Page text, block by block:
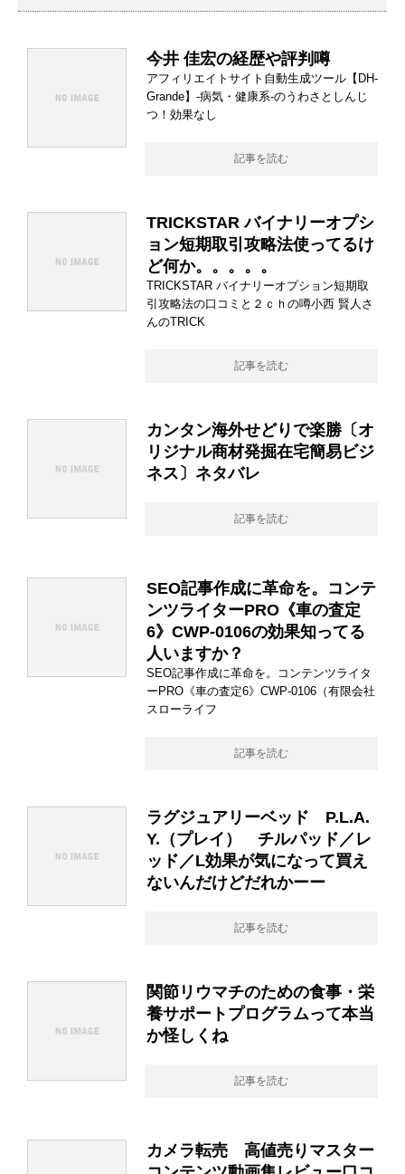
今井 佳宏の経歴や評判噂
アフィリエイトサイト自動生成ツール【DH-
Grande】-病気・健康系-のうわさとしんじ
つ！効果なし
記事を読む
TRICKSTAR バイナリーオプシ
ョン短期取引攻略法使ってるけ
ど何か。。。。。
TRICKSTAR バイナリーオプション短期取
引攻略法の口コミと２ｃｈの噂小西 賢人さ
んのTRICK
記事を読む
カンタン海外せどりで楽勝〔オ
リジナル商材発掘在宅簡易ビジ
ネス〕ネタバレ
記事を読む
SEO記事作成に革命を。コンテ
ンツライターPRO《車の査定
6》CWP-0106の効果知ってる
人いますか？
SEO記事作成に革命を。コンテンツライタ
ーPRO《車の査定6》CWP-0106（有限会社
スローライフ
記事を読む
ラグジュアリーベッド P.L.A.
Y.（プレイ） チルパッド／レ
ッド／L効果が気になって買え
ないんだけどだれかーー
記事を読む
関節リウマチのための食事・栄
養サポートプログラムって本当
か怪しくね
記事を読む
カメラ転売 高値売りマスター